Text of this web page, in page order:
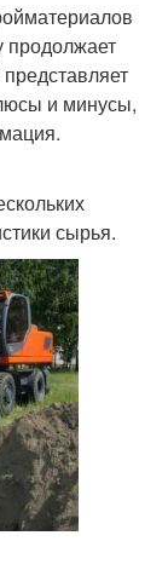
продолжает
и минусы,
сырья.